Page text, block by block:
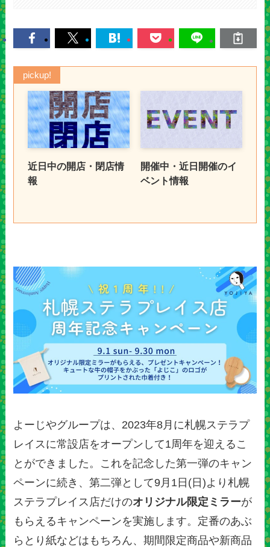
pickup!
近日中の開店・閉店情
報
開催中・近日開催のイ
ベント情報
よーじやグループは、2023年8月に札幌ステラプ
レイスに常設店をオープンして1周年を迎えるこ
とができました。これを記念した第一弾のキャン
ペーンに続き、第二弾として9月1日(日)より札幌
ステラプレイス店だけのオリジナル限定ミラーが
もらえるキャンペーンを実施します。定番のあぶ
らとり紙などはもちろん、期間限定商品や新商品